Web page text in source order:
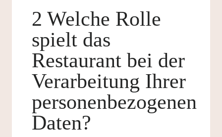
2 Welche Rolle
spielt das
Restaurant bei der
Verarbeitung Ihrer
personenbezogenen
Daten?